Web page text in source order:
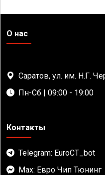
О нас
Саратов, ул. им. Н.Г.
Пн-Сб | 09:00 - 19:00
Контакты
Telegram: EuroCT_bot
Max: Евро Чип Тюнинг